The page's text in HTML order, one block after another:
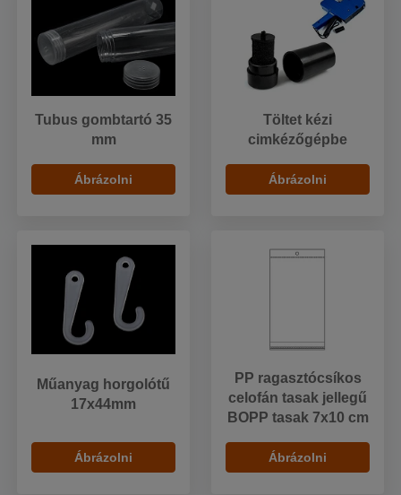
Tubus gombtartó 35
mm
Ábrázolni
Töltet kézi
cimkézőgépbe
Ábrázolni
Műanyag horgolótű
17x44mm
Ábrázolni
PP ragasztócsíkos
celofán tasak jellegű
BOPP tasak 7x10 cm
Ábrázolni